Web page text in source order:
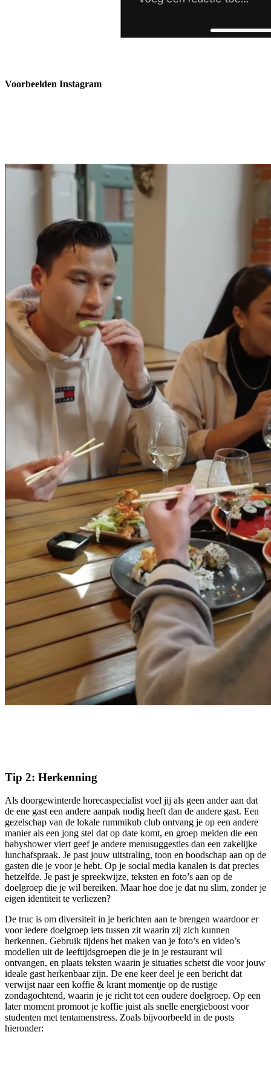
Voorbeelden Instagram
Tip 2: Herkenning
Als doorgewinterde horecaspecialist voel jij als geen ander aan dat
de ene gast een andere aanpak nodig heeft dan de andere gast. Een
gezelschap van de lokale rummikub club ontvang je op een andere
manier als een jong stel dat op date komt, en groep meiden die een
babyshower viert geef je andere menusuggesties dan een zakelijke
lunchafspraak. Je past jouw uitstraling, toon en boodschap aan op de
gasten die je voor je hebt. Op je social media kanalen is dat precies
hetzelfde. Je past je spreekwijze, teksten en foto’s aan op de
doelgroep die je wil bereiken. Maar hoe doe je dat nu slim, zonder je
eigen identiteit te verliezen?
De truc is om diversiteit in je berichten aan te brengen waardoor er
voor iedere doelgroep iets tussen zit waarin zij zich kunnen
herkennen. Gebruik tijdens het maken van je foto’s en video’s
modellen uit de leeftijdsgroepen die je in je restaurant wil
ontvangen, en plaats teksten waarin je situaties schetst die voor jouw
ideale gast herkenbaar zijn. De ene keer deel je een bericht dat
verwijst naar een koffie & krant momentje op de rustige
zondagochtend, waarin je je richt tot een oudere doelgroep. Op een
later moment promoot je koffie juist als snelle energieboost voor
studenten met tentamenstress. Zoals bijvoorbeeld in de posts
hieronder: